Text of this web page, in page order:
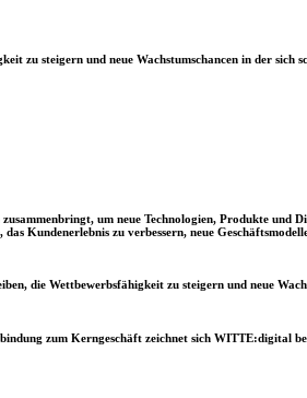
steigern und neue Wachstumschancen in der sich
um neue Technologien, Produkte und
Kundenerlebnis zu verbessern, neue
die Wettbewerbsfähigkeit zu steigern und neue
zum Kerngeschäft zeichnet sich WITTE:digital